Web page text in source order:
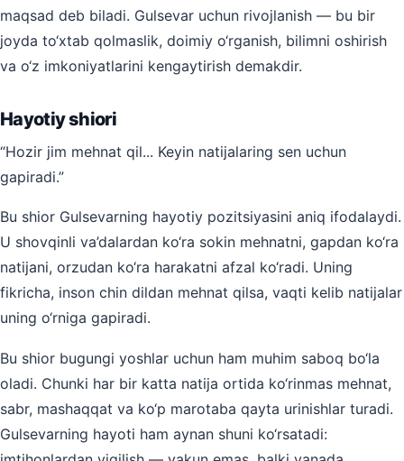
maqsad deb biladi. Gulsevar uchun rivojlanish — bu bir
joyda to‘xtab qolmaslik, doimiy o‘rganish, bilimni oshirish
va o‘z imkoniyatlarini kengaytirish demakdir.
Hayotiy shiori
“Hozir jim mehnat qil... Keyin natijalaring sen uchun
gapiradi.”
Bu shior Gulsevarning hayotiy pozitsiyasini aniq ifodalaydi.
U shovqinli va’dalardan ko‘ra sokin mehnatni, gapdan ko‘ra
natijani, orzudan ko‘ra harakatni afzal ko‘radi. Uning
fikricha, inson chin dildan mehnat qilsa, vaqti kelib natijalar
uning o‘rniga gapiradi.
Bu shior bugungi yoshlar uchun ham muhim saboq bo‘la
oladi. Chunki har bir katta natija ortida ko‘rinmas mehnat,
sabr, mashaqqat va ko‘p marotaba qayta urinishlar turadi.
Gulsevarning hayoti ham aynan shuni ko‘rsatadi: